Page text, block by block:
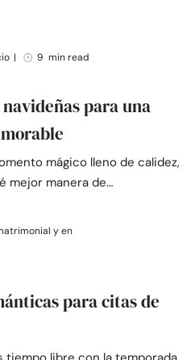
| 9 min read
para una
mágico lleno de calidez,
mejor manera de…
y en
para citas de